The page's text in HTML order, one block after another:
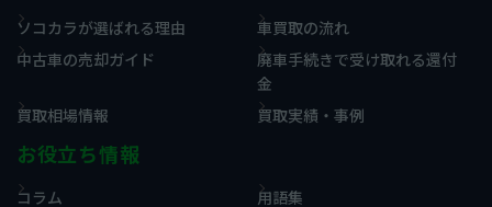
ソコカラが選ばれる理由
車買取の流れ
中古車の売却ガイド
廃車手続きで受け取れる還付
金
買取相場情報
買取実績・事例
お役立ち情報
コラム 用語集